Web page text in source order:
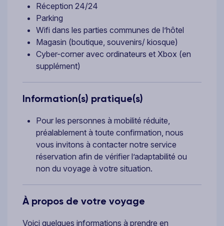
Réception 24/24
Parking
Wifi dans les parties communes de l’hôtel
Magasin (boutique, souvenirs/ kiosque)
Cyber-corner avec ordinateurs et Xbox (en
supplément)
Information(s) pratique(s)
Pour les personnes à mobilité réduite,
préalablement à toute confirmation, nous
vous invitons à contacter notre service
réservation afin de vérifier l’adaptabilité ou
non du voyage à votre situation.
À propos de votre voyage
Voici quelques informations à prendre en